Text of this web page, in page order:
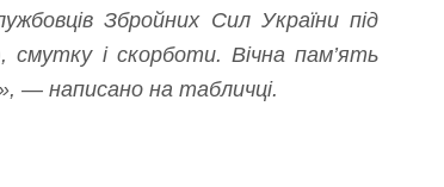
Збройних Сил України під
смутку і скорботи. Вічна пам’ять
— написано на табличці.